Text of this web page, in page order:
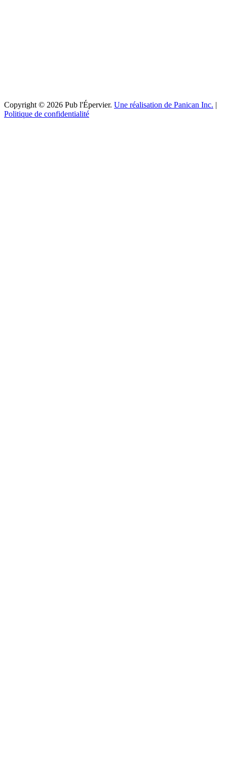
Copyright © 2026 Pub l'Épervier. Une réalisation de Panican Inc. |
Politique de confidentialité